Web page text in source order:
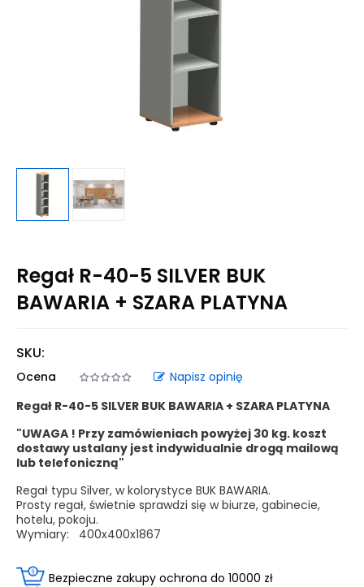
Regał R-40-5 SILVER BUK
BAWARIA + SZARA PLATYNA
SKU:
Ocena
Napisz opinię
Regał R-40-5 SILVER BUK BAWARIA + SZARA PLATYNA
"UWAGA ! Przy zamówieniach powyżej 30 kg. koszt
dostawy ustalany jest indywidualnie drogą mailową
lub telefoniczną"
Regał typu Silver, w kolorystyce BUK BAWARIA.
Prosty regał, świetnie sprawdzi się w biurze, gabinecie,
hotelu, pokoju.
Wymiary:
400x400x1867
Bezpieczne zakupy ochrona do 10000 zł